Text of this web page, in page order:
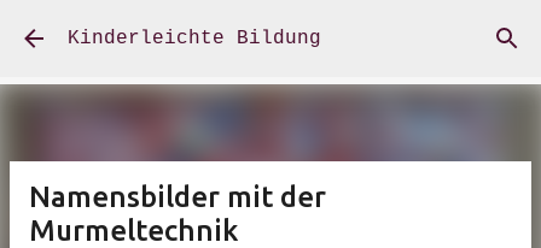
Direkt zum Hauptbereich
Kinderleichte Bildung
Namensbilder mit der
Murmeltechnik